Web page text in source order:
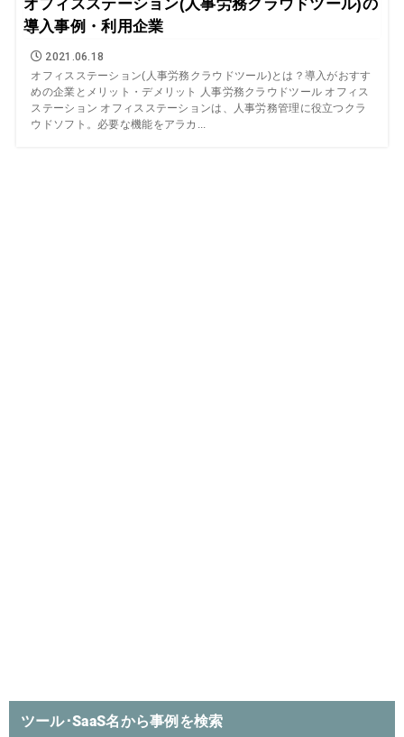
オフィスステーション(人事労務クラウドツール)の
導入事例・利用企業
2021.06.18
オフィスステーション(人事労務クラウドツール)とは？導入がおすす
めの企業とメリット・デメリット 人事労務クラウドツール オフィス
ステーション オフィスステーションは、人事労務管理に役立つクラ
ウドソフト。必要な機能をアラカ...
ツール･SaaS名から事例を検索